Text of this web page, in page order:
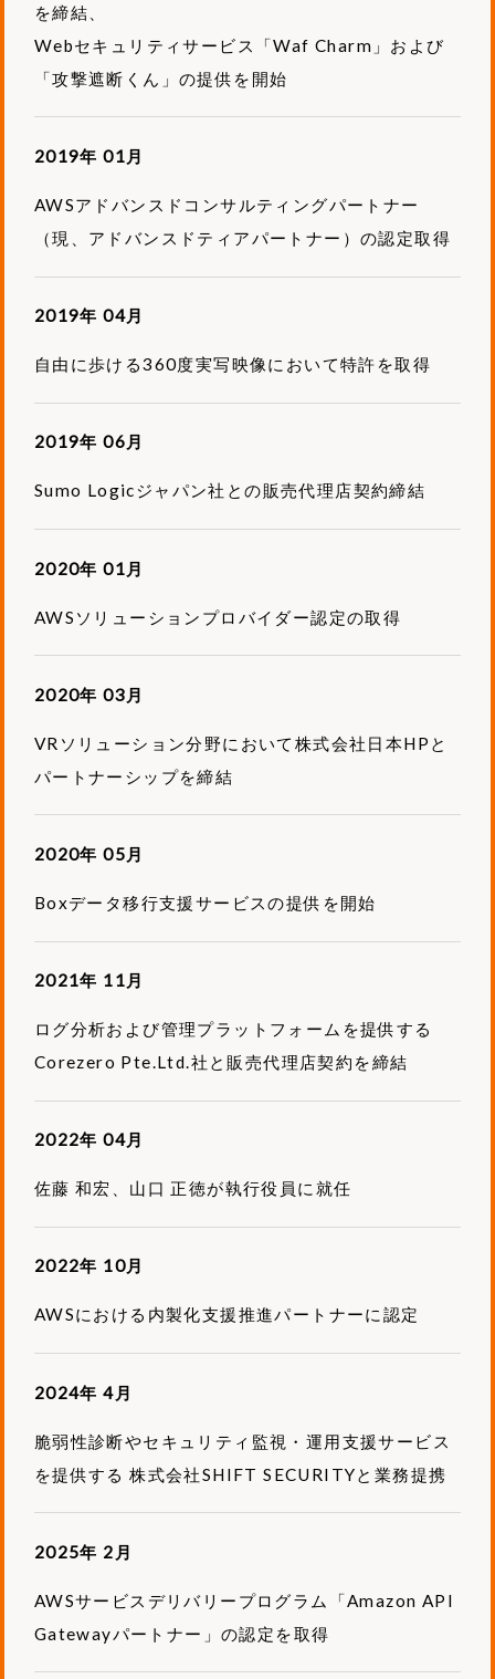
を締結、
Webセキュリティサービス「Waf Charm」および
「攻撃遮断くん」の提供を開始
2019年 01月
AWSアドバンスドコンサルティングパートナー
（現、アドバンスドティアパートナー）の認定取得
2019年 04月
自由に歩ける360度実写映像において特許を取得
2019年 06月
Sumo Logicジャパン社との販売代理店契約締結
2020年 01月
AWSソリューションプロバイダー認定の取得
2020年 03月
VRソリューション分野において株式会社日本HPと
パートナーシップを締結
2020年 05月
Boxデータ移行支援サービスの提供を開始
2021年 11月
ログ分析および管理プラットフォームを提供する
Corezero Pte.Ltd.社と販売代理店契約を締結
2022年 04月
佐藤 和宏、山口 正徳が執行役員に就任
2022年 10月
AWSにおける内製化支援推進パートナーに認定
2024年 4月
脆弱性診断やセキュリティ監視・運用支援サービス
を提供する 株式会社SHIFT SECURITYと業務提携
2025年 2月
AWSサービスデリバリープログラム「Amazon API
Gatewayパートナー」の認定を取得